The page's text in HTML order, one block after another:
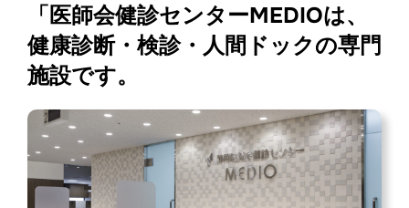
「医師会健診センターMEDIOは、
健康診断・検診・人間ドックの専門
施設です。